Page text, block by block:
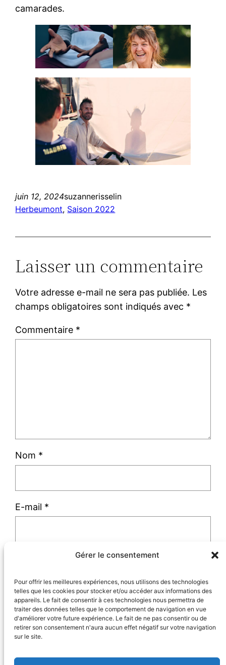
Gérer le consentement
Pour offrir les meilleures expériences, nous utilisons des technologies
telles que les cookies pour stocker et/ou accéder aux informations des
appareils. Le fait de consentir à ces technologies nous permettra de
traiter des données telles que le comportement de navigation en vue
d'améliorer votre future expérience. Le fait de ne pas consentir ou de
retirer son consentement n'aura aucun effet négatif sur votre navigation
sur le site.
camarades.
juin 12, 2024suzannerisselin
Herbeumont, Saison 2022
Laisser un commentaire
Votre adresse e-mail ne sera pas publiée. Les
champs obligatoires sont indiqués avec *
Commentaire *
Nom *
E-mail *